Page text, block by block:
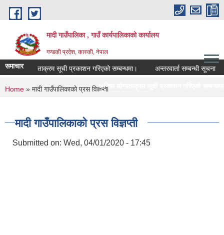
Skip to main content
मादी गाउँपालिका , गाउँ कार्यपालिकाको कार्यालय
गण्डकी प्रदेश, कास्की, नेपाल
समाचार
योग्यताक्रम सूची प्रकाशन गरिएको सम्बन्धमा। अन्तरवार्ता सम्बन्धी सूचना
अन्तिम योग्यताक्रम सूची प्रकाशन गरिएको सम्बन्धमा।
07/23/2026 - 16:53
You are here
Home » मादी गाउँपालिकाको प्रस विज्ञप्ती
मादी गाउँपालिकाको प्रस विज्ञप्ती
Submitted on: Wed, 04/01/2020 - 17:45